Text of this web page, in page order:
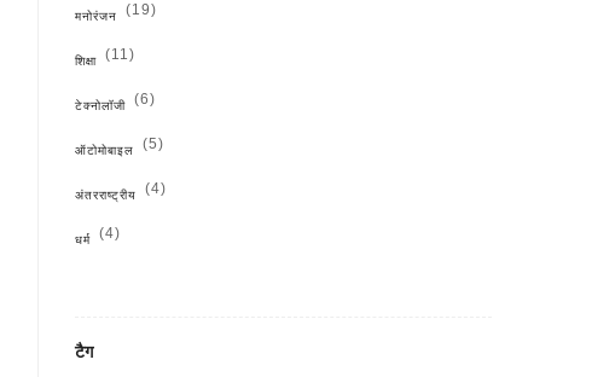
मनोरंजन (19)
शिक्षा (11)
टेक्नोलॉजी (6)
ऑटोमोबाइल (5)
अंतरराष्ट्रीय (4)
धर्म (4)
टैग